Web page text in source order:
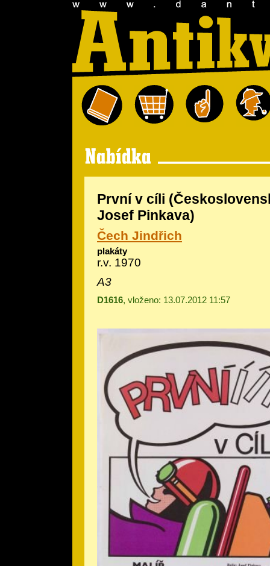
První v cíli
Josef Pinkava)
Čech Jindřich
plakáty
r.v. 1970
A3
D1616, vloženo: 13.07.2012 11:57